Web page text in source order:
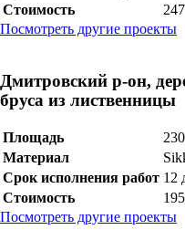
Стоимость
Посмотреть другие проекты
Дмитровский р-он,
бруса из лиственницы
Площадь
Материал
Срок исполнения работ 12
Стоимость
Посмотреть другие проекты